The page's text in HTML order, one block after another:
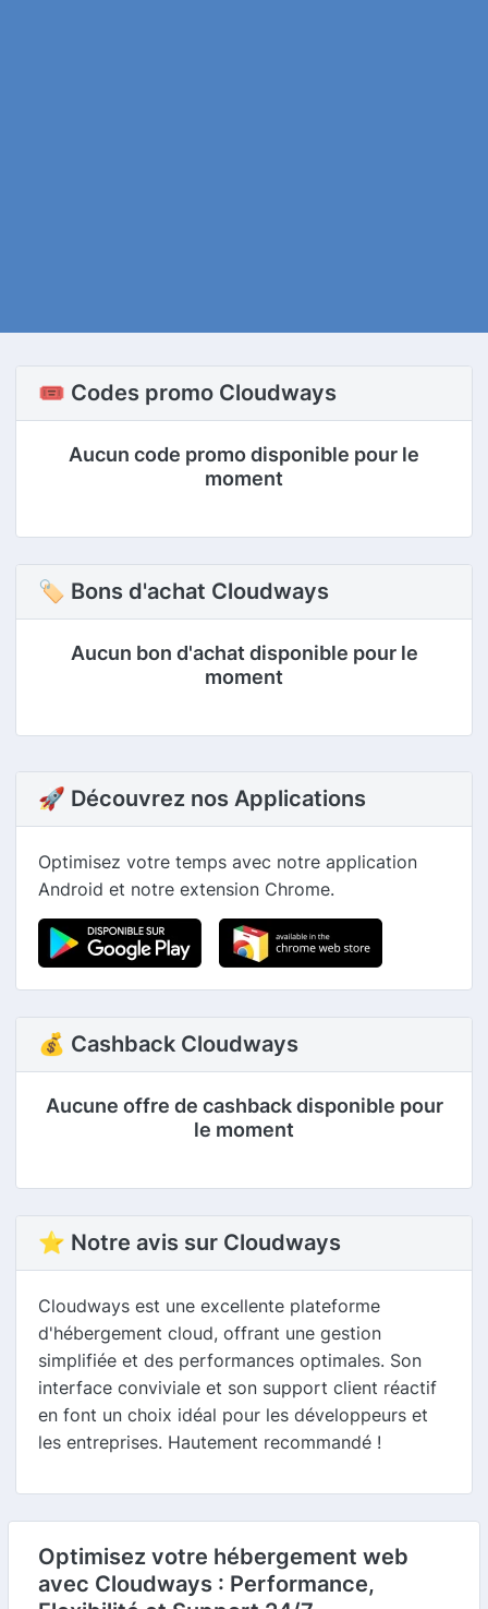
🎟️ Codes promo Cloudways
Aucun code promo disponible pour le
moment
🏷 Bons d'achat Cloudways
Aucun bon d'achat disponible pour le
moment
🚀 Découvrez nos Applications
Optimisez votre temps avec notre application
Android et notre extension Chrome.
💰 Cashback Cloudways
Aucune offre de cashback disponible pour
le moment
⭐ Notre avis sur Cloudways
Cloudways est une excellente plateforme
d'hébergement cloud, offrant une gestion
simplifiée et des performances optimales. Son
interface conviviale et son support client réactif
en font un choix idéal pour les développeurs et
les entreprises. Hautement recommandé !
Optimisez votre hébergement web
avec Cloudways : Performance,